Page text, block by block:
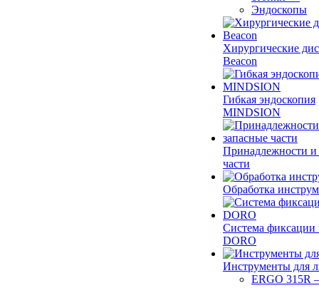
Эндоскопы
Хирургические
Beacon
Гибкая эндоскопия
MINDSION
Принадлежности и
части
Обработка
Система фиксации
DORO
Инструменты для
ERGO 315R